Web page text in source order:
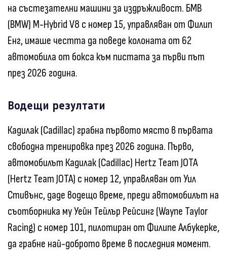
на състезателни машини за издръжливост. БМВ
(BMW) M-Hybrid V8 с номер 15, управляван от Филип
Енг, имаше честта да поведе колоната от 62
автомобила от бокса към пистата за първи път
през 2026 година.
Водещи резултати
Кадилак (Cadillac) грабна първото място в първата
свободна тренировка през 2026 година. Първо,
автомобилът Кадилак (Cadillac) Hertz Team JOTA
(Hertz Team JOTA) с номер 12, управляван от Уил
Стивънс, даде водещо време, преди автомобилът на
съотборника му Уейн Тейлър Рейсинг (Wayne Taylor
Racing) с номер 101, пилотиран от Филипе Албукерке,
да грабне най-доброто време в последния момент.